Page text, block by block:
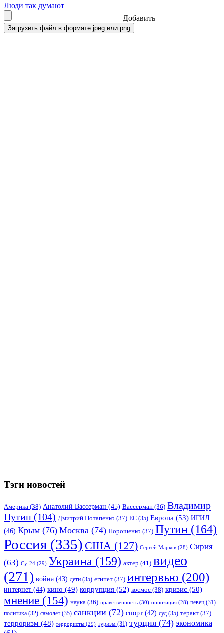
Люди так думают
Добавить
Тэги новостей
Америка (38) Анатолий Вассерман (45) Вассерман (36) Владимир
Путин (104) Дмитрий Потапенко (37) ЕС (35) Европа (53) ИГИЛ
(46) Крым (76) Москва (74) Порошенко (37) Путин (164)
Россия (335) США (127) Сергей Марков (28) Сирия
(63) Су-24 (29) Украина (159) актер (41) видео
(271) война (43) дети (35) египет (37) интервью (200)
интернет (44) кино (49) коррупция (52) космос (38) кризис (50)
мнение (154) наука (36) нравственность (30) оппозиция (28) певец (31)
политика (32) самолет (35) санкции (72) спорт (42) суд (35) теракт (37)
терроризм (48) террористы (29) туризм (31) турция (74) экономика